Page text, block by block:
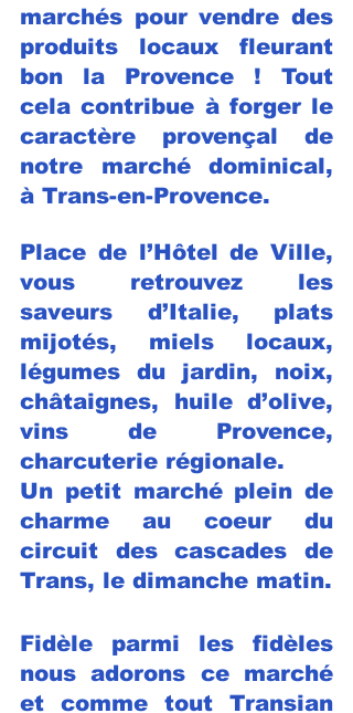
marchés pour vendre des
produits locaux fleurant
bon la Provence ! Tout
cela contribue à forger le
caractère provençal de
notre marché dominical,
à Trans-en-Provence.
Place de l’Hôtel de Ville,
vous retrouvez les
saveurs d’Italie, plats
mijotés, miels locaux,
légumes du jardin, noix,
châtaignes, huile d’olive,
vins de Provence,
charcuterie régionale.
Un petit marché plein de
charme au coeur du
circuit des cascades de
Trans, le dimanche matin.
Fidèle parmi les fidèles
nous adorons ce marché
et comme tout Transian